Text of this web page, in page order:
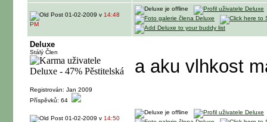
01-02-2009 v 14:48
PM
Deluxe
Stálý Člen
Registrován: Jan 2009
Příspěvků: 64
a aku vlhkost
01-02-2009 v 14:50